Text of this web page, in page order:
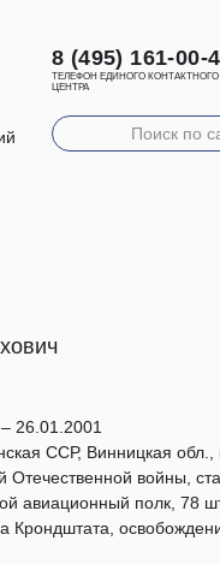
8 (495) 161-00-
ТЕЛЕФОН ЕДИНОГО КОНТАКТНОГО
ЦЕНТРА
26.01.2001
ССР, Винницкая обл.,
Отечественной войны,
авиационный полк, 78
Крондштата,